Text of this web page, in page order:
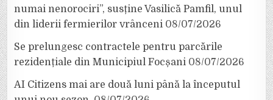
numai nenorociri”, susține Vasilică Pamfil, unul
din liderii fermierilor vrânceni 08/07/2026
Se prelungesc contractele pentru parcările
rezidențiale din Municipiul Focșani 08/07/2026
AI Citizens mai are două luni până la începutul